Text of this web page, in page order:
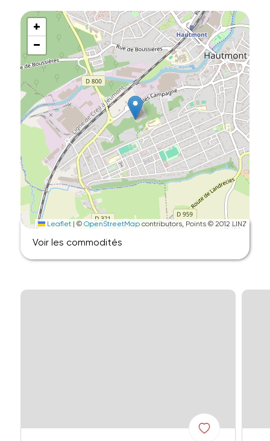
+
−
Leaflet | ©OpenStreetMap contributors, Points © 2012 LINZ
Voir les commodités